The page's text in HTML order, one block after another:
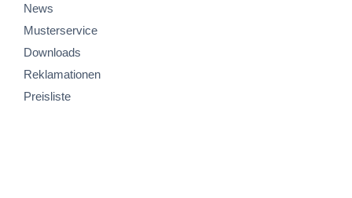
News
Musterservice
Downloads
Reklamationen
Preisliste